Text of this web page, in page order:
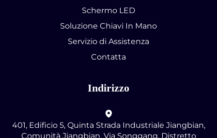
Schermo LED
Soluzione Chiavi In Mano
Servizio di Assistenza
Contatta
Indirizzo
401, Edificio 5, Quinta Strada Industriale Jiangbian,
Comunità Jiangbian, Via Songgang, Distretto